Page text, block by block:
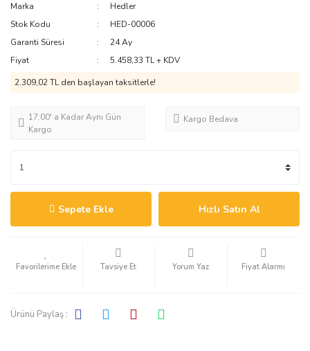
Marka
Hedler
Stok Kodu
HED-00006
Garanti Süresi
24 Ay
Fiyat
5.458,33 TL + KDV
2.309,02 TL den başlayan taksitlerle!
17:00' a Kadar Aynı Gün
Kargo
Kargo Bedava
Sepete Ekle Hızlı Satın Al
Tavsiye Et Yorum Yaz Fiyat Alarmı
Ürünü Paylaş :